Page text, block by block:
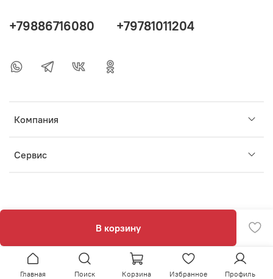
В корзину
Компания
Сервис
+79886716080 +79781011204
Главная Поиск Корзина Избранное Профиль